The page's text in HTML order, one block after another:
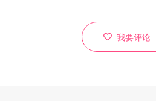
我要评论